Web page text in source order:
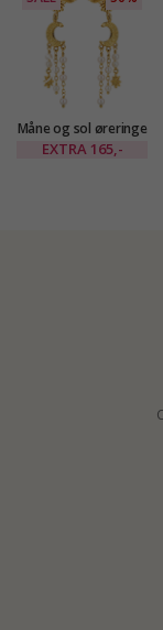
Måne og sol øreringe
i forgyldt messing -
EXTRA 165,-